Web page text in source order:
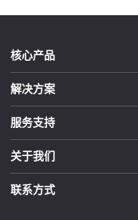
核心产品
解决方案
服务支持
关于我们
联系方式